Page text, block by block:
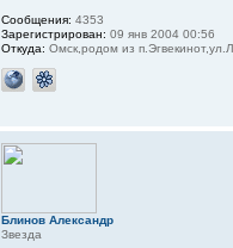
Сообщения: 4353
Зарегистрирован: 09 янв 2004 00:56
Откуда: Омск,родом из
Блинов Александр
Звезда